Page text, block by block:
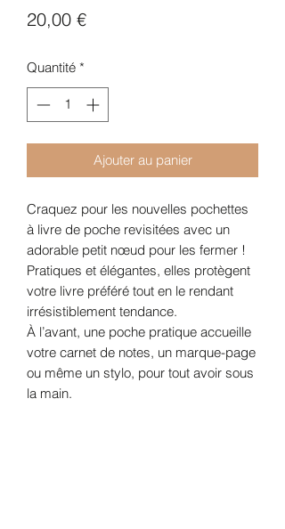
20,00 €Prix
Quantité *
Ajouter au panier
Craquez pour les nouvelles pochettes
à livre de poche revisitées avec un
adorable petit nœud pour les fermer !
Pratiques et élégantes, elles protègent
votre livre préféré tout en le rendant
irrésistiblement tendance.
À l’avant, une poche pratique accueille
votre carnet de notes, un marque-page
ou même un stylo, pour tout avoir sous
la main.